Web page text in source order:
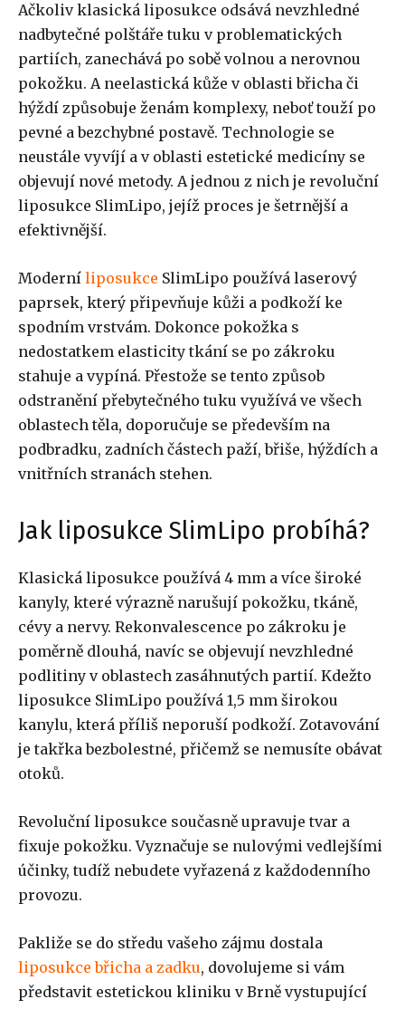
Ačkoliv klasická liposukce odsává nevzhledné
nadbytečné polštáře tuku v problematických
partiích, zanechává po sobě volnou a nerovnou
pokožku. A neelastická kůže v oblasti břicha či
hýždí způsobuje ženám komplexy, neboť touží po
pevné a bezchybné postavě. Technologie se
neustále vyvíjí a v oblasti estetické medicíny se
objevují nové metody. A jednou z nich je revoluční
liposukce SlimLipo, jejíž proces je šetrnější a
efektivnější.
Moderní liposukce SlimLipo používá laserový
paprsek, který připevňuje kůži a podkoží ke
spodním vrstvám. Dokonce pokožka s
nedostatkem elasticity tkání se po zákroku
stahuje a vypíná. Přestože se tento způsob
odstranění přebytečného tuku využívá ve všech
oblastech těla, doporučuje se především na
podbradku, zadních částech paží, břiše, hýždích a
vnitřních stranách stehen.
Jak liposukce SlimLipo probíhá?
Klasická liposukce používá 4 mm a více široké
kanyly, které výrazně narušují pokožku, tkáně,
cévy a nervy. Rekonvalescence po zákroku je
poměrně dlouhá, navíc se objevují nevzhledné
podlitiny v oblastech zasáhnutých partií. Kdežto
liposukce SlimLipo používá 1,5 mm širokou
kanylu, která příliš neporuší podkoží. Zotavování
je takřka bezbolestné, přičemž se nemusíte obávat
otoků.
Revoluční liposukce současně upravuje tvar a
fixuje pokožku. Vyznačuje se nulovými vedlejšími
účinky, tudíž nebudete vyřazená z každodenního
provozu.
Pakliže se do středu vašeho zájmu dostala
liposukce břicha a zadku, dovolujeme si vám
představit estetickou kliniku v Brně vystupující